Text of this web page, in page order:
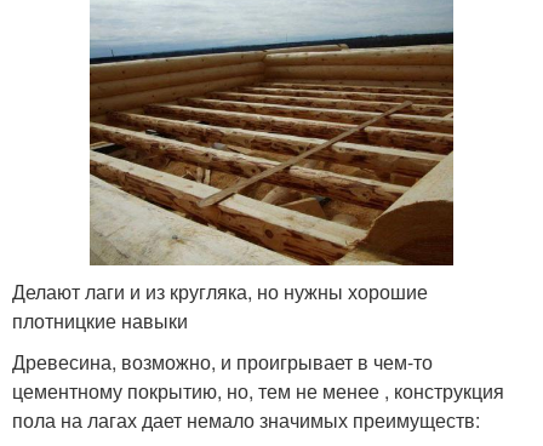
Делают лаги и из кругляка, но нужны хорошие
плотницкие навыки
Древесина, возможно, и проигрывает в чем-то
цементному покрытию, но, тем не менее , конструкция
пола на лагах дает немало значимых преимуществ: